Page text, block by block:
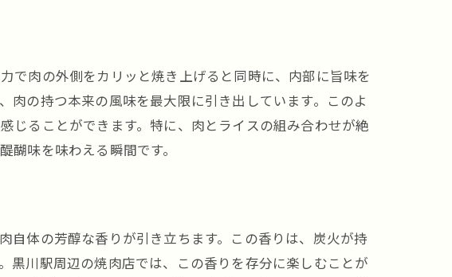
で肉の外側をカリッと焼き上げると同時に、内部に旨味を
の持つ本来の風味を最大限に引き出しています。このよ
じることができます。特に、肉とライスの組み合わせが絶
味を味わえる瞬間です。
自体の芳醇な香りが引き立ちます。この香りは、炭火が持
黒川駅周辺の焼肉店では、この香りを存分に楽しむことが